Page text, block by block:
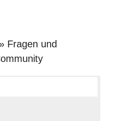
Fragen und